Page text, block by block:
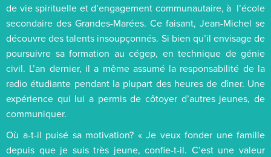
de vie spirituelle et d’engagement communautaire, à l’école
secondaire des Grandes-Marées. Ce faisant, Jean-Michel se
découvre des talents insoupçonnés. Si bien qu’il envisage de
poursuivre sa formation au cégep, en technique de génie
civil. L’an dernier, il a même assumé la responsabilité de la
radio étudiante pendant la plupart des heures de dîner. Une
expérience qui lui a permis de côtoyer d’autres jeunes, de
communiquer.
Où a-t-il puisé sa motivation? « Je veux fonder une famille
depuis que je suis très jeune, confie-t-il. C’est une valeur